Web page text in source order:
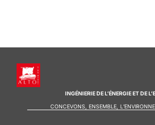
INGÉNIERIE DE L’ÉNERGIE ET DE
CONCEVONS, ENSEMBLE,